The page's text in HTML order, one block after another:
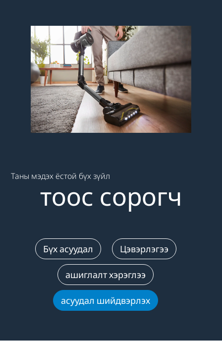
Таны мэдэх ёстой бүх зүйл
тоос сорогч
Бүх асуудал Цэвэрлэгээ
ашиглалт хэрэглээ
асуудал шийдвэрлэх